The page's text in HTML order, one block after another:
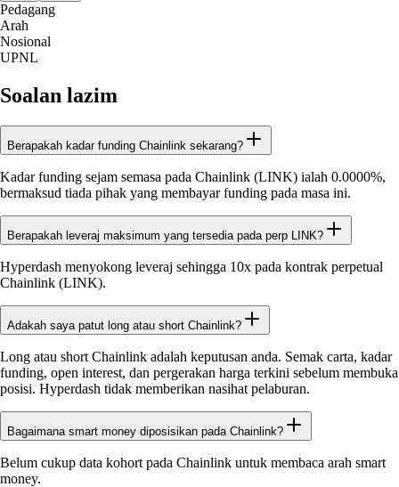
Pedagang
Arah
Nosional
UPNL
Soalan lazim
Berapakah kadar funding Chainlink sekarang?
Kadar funding sejam semasa pada Chainlink (LINK) ialah 0.0000%,
bermaksud tiada pihak yang membayar funding pada masa ini.
Berapakah leveraj maksimum yang tersedia pada perp LINK?
Hyperdash menyokong leveraj sehingga 10x pada kontrak perpetual
Chainlink (LINK).
Adakah saya patut long atau short Chainlink?
Long atau short Chainlink adalah keputusan anda. Semak carta, kadar
funding, open interest, dan pergerakan harga terkini sebelum membuka
posisi. Hyperdash tidak memberikan nasihat pelaburan.
Bagaimana smart money diposisikan pada Chainlink?
Belum cukup data kohort pada Chainlink untuk membaca arah smart
money.